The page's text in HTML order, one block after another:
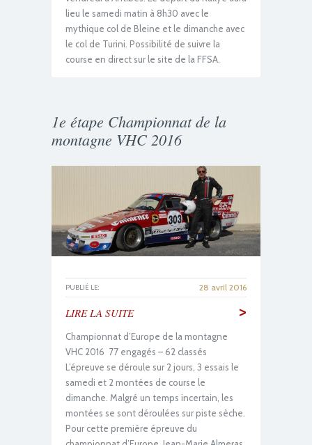
lieu le samedi matin à 8h30 avec le
mythique col de Bleine et le dimanche avec
le col de Turini. Possibilité de suivre la
course en direct sur le site de la FFSA.
1e étape Championnat de la
montagne VHC 2016
PUBLIÉ LE: 28 avril 2016
LIRE LA SUITE >
Championnat d’Europe de la montagne
VHC 2016 77 engagés – 62 classés
L’épreuve se déroule sur 2 jours, 3 essais le
samedi et 2 montées de course le
dimanche. Malgré un temps incertain, les
montées se sont déroulées sur piste sèche.
Pour cette première épreuve du